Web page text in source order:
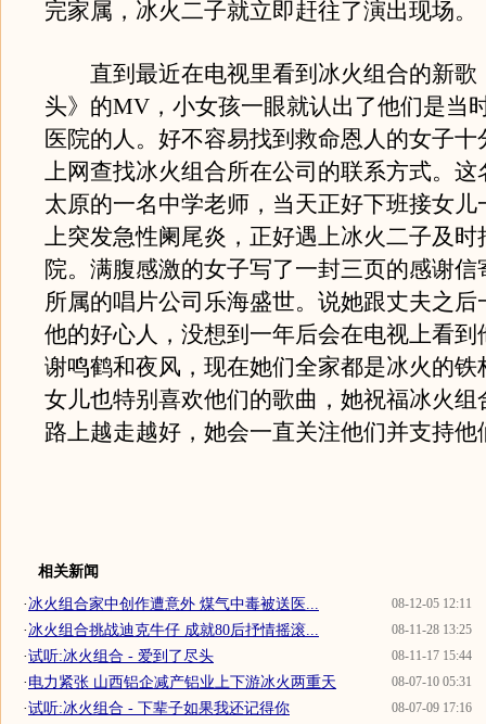
完家属，冰火二子就立即赶往了演出现场。
直到最近在电视里看到冰火组合的新歌
头》的MV，小女孩一眼就认出了他们是当
医院的人。好不容易找到救命恩人的女子十
上网查找冰火组合所在公司的联系方式。这
太原的一名中学老师，当天正好下班接女儿
上突发急性阑尾炎，正好遇上冰火二子及时
院。满腹感激的女子写了一封三页的感谢信
所属的唱片公司乐海盛世。说她跟丈夫之后
他的好心人，没想到一年后会在电视上看到
谢鸣鹤和夜风，现在她们全家都是冰火的铁
女儿也特别喜欢他们的歌曲，她祝福冰火组
路上越走越好，她会一直关注他们并支持他
相关新闻
08-12-05 12:11
·冰火组合家中创作遭意外 煤气中毒被送医...
08-11-28 13:25
·冰火组合挑战迪克牛仔 成就80后抒情摇滚...
08-11-17 15:44
·试听:冰火组合 - 爱到了尽头
08-07-10 05:31
·电力紧张 山西铝企减产铝业上下游冰火两重天
08-07-09 17:16
·试听:冰火组合 - 下辈子如果我还记得你